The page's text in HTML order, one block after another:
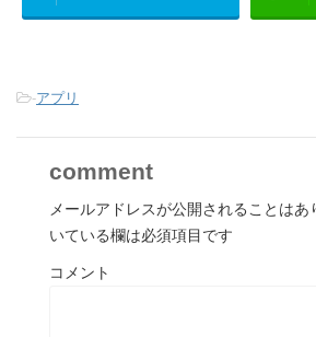
-アプリ
comment
メールアドレスが公開されることはあ
いている欄は必須項目です
コメント